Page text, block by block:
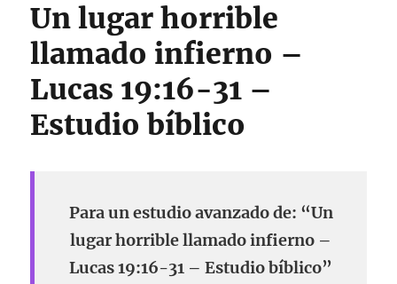
Un lugar horrible
llamado infierno –
Lucas 19:16-31 –
Estudio bíblico
Para un estudio avanzado de: “Un
lugar horrible llamado infierno –
Lucas 19:16-31 – Estudio bíblico”